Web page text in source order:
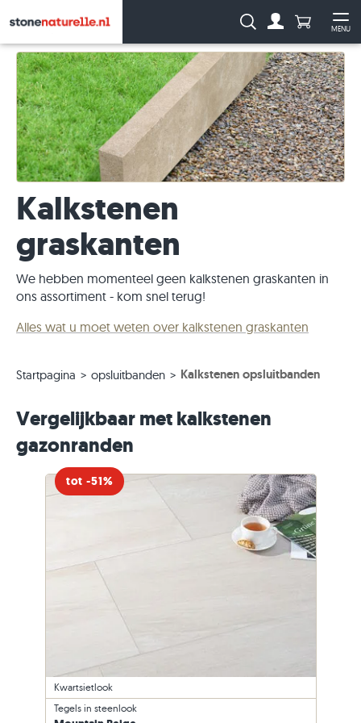
MENU
Zoeken: Aantal
Kalkstenen
graskanten
We hebben momenteel geen kalkstenen graskanten in
ons assortiment - kom snel terug!
Alles wat u moet weten over kalkstenen graskanten
Startpagina opsluitbanden Kalkstenen opsluitbanden
Vergelijkbaar met kalkstenen
gazonranden
Tegels in steenlook
tot -51%
Kwartsietlook